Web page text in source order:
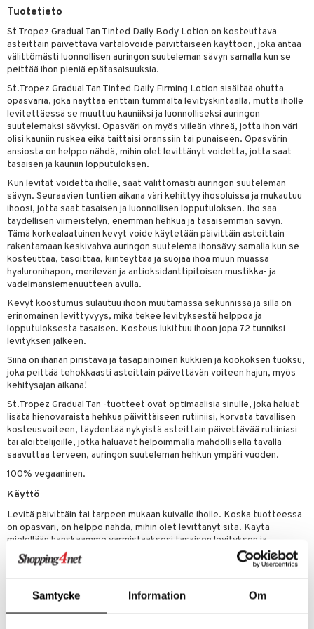
Samtycke Information Om
Tuotetieto
St Tropez Gradual Tan Tinted Daily Body Lotion on kosteuttava
asteittain päivettävä vartalovoide päivittäiseen käyttöön, joka antaa
välittömästi luonnollisen auringon suuteleman sävyn samalla kun se
peittää ihon pieniä epätasaisuuksia.
St.Tropez Gradual Tan Tinted Daily Firming Lotion sisältää ohutta
opasväriä, joka näyttää erittäin tummalta levityskintaalla, mutta iholle
levitettäessä se muuttuu kauniiksi ja luonnolliseksi auringon
suutelemaksi sävyksi. Opasväri on myös viileän vihreä, jotta ihon väri
olisi kauniin ruskea eikä taittaisi oranssiin tai punaiseen. Opasvärin
ansiosta on helppo nähdä, mihin olet levittänyt voidetta, jotta saat
tasaisen ja kauniin lopputuloksen.
Kun levität voidetta iholle, saat välittömästi auringon suuteleman
sävyn. Seuraavien tuntien aikana väri kehittyy ihosoluissa ja mukautuu
ihoosi, jotta saat tasaisen ja luonnollisen lopputuloksen. Iho saa
täydellisen viimeistelyn, enemmän hehkua ja tasaisemman sävyn.
Tämä korkealaatuinen kevyt voide käytetään päivittäin asteittain
rakentamaan keskivahva auringon suutelema ihonsävy samalla kun se
kosteuttaa, tasoittaa, kiinteyttää ja suojaa ihoa muun muassa
hyaluronihapon, merilevän ja antioksidanttipitoisen mustikka- ja
vadelmansiemenuutteen avulla.
Kevyt koostumus sulautuu ihoon muutamassa sekunnissa ja sillä on
erinomainen levittyvyys, mikä tekee levityksestä helppoa ja
lopputuloksesta tasaisen. Kosteus lukittuu ihoon jopa 72 tunniksi
levityksen jälkeen.
Siinä on ihanan piristävä ja tasapainoinen kukkien ja kookoksen tuoksu,
joka peittää tehokkaasti asteittain päivettävän voiteen hajun, myös
kehitysajan aikana!
St.Tropez Gradual Tan -tuotteet ovat optimaalisia sinulle, joka haluat
lisätä hienovaraista hehkua päivittäiseen rutiiniisi, korvata tavallisen
kosteusvoiteen, täydentää nykyistä asteittain päivettävää rutiiniasi
tai aloittelijoille, jotka haluavat helpoimmalla mahdollisella tavalla
saavuttaa terveen, auringon suuteleman hehkun ympäri vuoden.
100% vegaaninen.
Käyttö
Levitä päivittäin tai tarpeen mukaan kuivalle iholle. Koska tuotteessa
on opasväri, on helppo nähdä, mihin olet levittänyt sitä. Käytä
mielellään hanskaamme varmistaaksesi tasaisen levityksen ja
suojataksesi kämmeniä. Varmista, että kaikki ihoalueet peittyvät, ja
levitä lopuksi ylimääräinen voide käsille ja jaloille.
ennen pukeutumista. Antaa kosteutetun auringon suuteleman hehkun
levitettäessä. Seuraavien tuntien aikana väri kehittyy ihosoluissa.
tuotteet
& Viikset
shave balm
shave lotion
de cologne
de toilette
tuotteet
poisto
hoito
& saippuat
10
1: Puhdistus
2: Kirkastus
3: Kosteutus
ja Vartalonhoito
ja naamiot
Huulten Hoito
Elixir
Happy
Happy For Men
Miehille
& Soujaus
& Ihonpuhdistus
& vastauksia